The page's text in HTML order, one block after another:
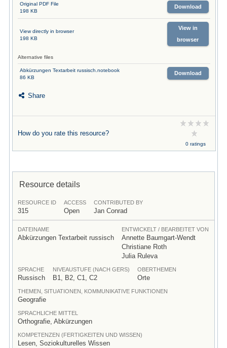
Original PDF File
198 KB
Download
View directly in browser
198 KB
View in
browser
Alternative files
Abkürzungen Textarbeit russisch.notebook
86 KB
Download
Share
How do you rate this resource?
0 ratings
Resource details
RESOURCE ID
315
ACCESS
Open
CONTRIBUTED BY
Jan Conrad
DATEINAME
Abkürzungen Textarbeit russisch
ENTWICKELT / BEARBEITET VON
Annette Baumgart-Wendt
Christiane Roth
Julia Ruleva
SPRACHE
Russisch
NIVEAUSTUFE (NACH GERS)
B1, B2, C1, C2
OBERTHEMEN
Orte
THEMEN, SITUATIONEN, KOMMUNIKATIVE FUNKTIONEN
Geografie
SPRACHLICHE MITTEL
Orthografie, Abkürzungen
KOMPETENZEN (FERTIGKEITEN UND WISSEN)
Lesen, Soziokulturelles Wissen